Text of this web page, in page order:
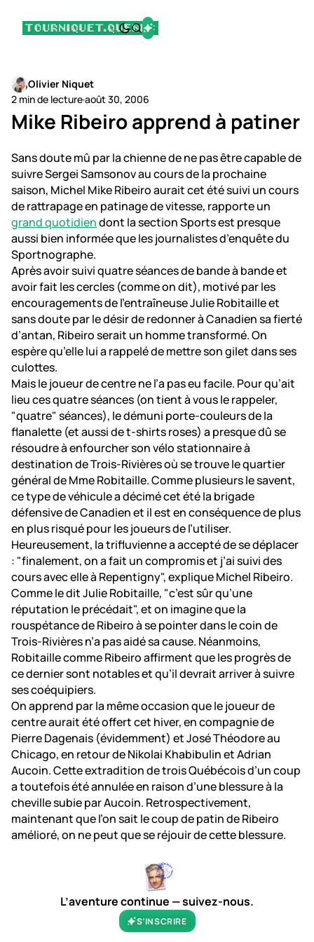
Olivier Niquet
2 min de lecture·août 30, 2006
Mike Ribeiro apprend à patiner
Sans doute mû par la chienne de ne pas être capable de
suivre Sergei Samsonov au cours de la prochaine
saison, Michel Mike Ribeiro aurait cet été suivi un cours
de rattrapage en patinage de vitesse, rapporte un
grand quotidiendont la section Sports est presque
aussi bien informée que les journalistes d’enquête du
Sportnographe.
Après avoir suivi quatre séances de bande à bande et
avoir fait les cercles (comme on dit), motivé par les
encouragements de l’entraîneuse Julie Robitaille et
sans doute par le désir de redonner à Canadien sa fierté
d’antan, Ribeiro serait un homme transformé. On
espère qu’elle lui a rappelé de mettre son gilet dans ses
culottes.
Mais le joueur de centre ne l’a pas eu facile. Pour qu’ait
lieu ces quatre séances (on tient à vous le rappeler,
"quatre" séances), le démuni porte-couleurs de la
flanalette (et aussi de t-shirts roses) a presque dû se
résoudre à enfourcher son vélo stationnaire à
destination de Trois-Rivières où se trouve le quartier
général de Mme Robitaille. Comme plusieurs le savent,
ce type de véhicule a décimé cet été la brigade
défensive de Canadien et il est en conséquence de plus
en plus risqué pour les joueurs de l’utiliser.
Heureusement, la trifluvienne a accepté de se déplacer
: "finalement, on a fait un compromis et j’ai suivi des
cours avec elle à Repentigny", explique Michel Ribeiro.
Comme le dit Julie Robitaille, "c’est sûr qu’une
réputation le précédait", et on imagine que la
rouspétance de Ribeiro à se pointer dans le coin de
Trois-Rivières n’a pas aidé sa cause. Néanmoins,
Robitaille comme Ribeiro affirment que les progrès de
ce dernier sont notables et qu’il devrait arriver à suivre
ses coéquipiers.
On apprend par la même occasion que le joueur de
centre aurait été offert cet hiver, en compagnie de
Pierre Dagenais (évidemment) et José Théodore au
Chicago, en retour de Nikolai Khabibulin et Adrian
Aucoin. Cette extradition de trois Québécois d’un coup
a toutefois été annulée en raison d’une blessure à la
cheville subie par Aucoin. Retrospectivement,
maintenant que l’on sait le coup de patin de Ribeiro
amélioré, on ne peut que se réjouir de cette blessure.
L’aventure continue — suivez-nous.
S’INSCRIRE